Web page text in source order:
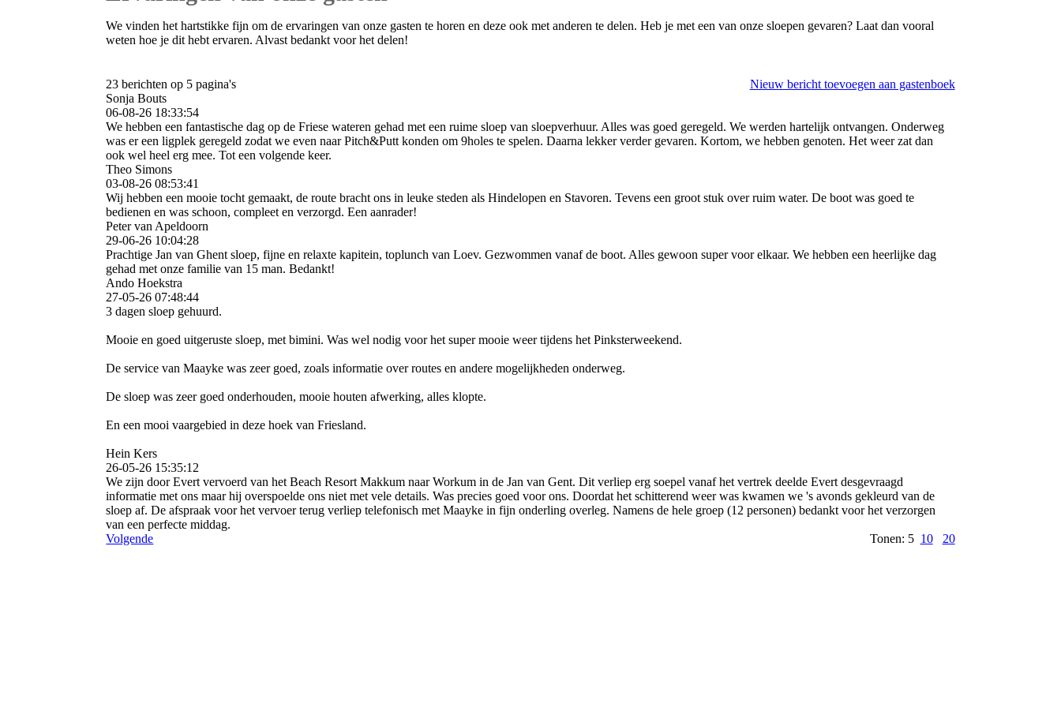
We vinden het hartstikke fijn om de ervaringen van onze gasten te horen en deze ook met anderen te delen. Heb je met een van onze sloepen gevaren? Laat dan vooral
weten hoe je dit hebt ervaren. Alvast bedankt voor het delen!
23 berichten op 5 pagina's
Nieuw bericht toevoegen aan gastenboek
Sonja Bouts
06-08-26 18:33:54
We hebben een fantastische dag op de Friese wateren gehad met een ruime sloep van sloepverhuur. Alles was goed geregeld. We werden hartelijk ontvangen. Onderweg
was er een ligplek geregeld zodat we even naar Pitch&Putt konden om 9holes te spelen. Daarna lekker verder gevaren. Kortom, we hebben genoten. Het weer zat dan
ook wel heel erg mee. Tot een volgende keer.
Theo Simons
03-08-26 08:53:41
Wij hebben een mooie tocht gemaakt, de route bracht ons in leuke steden als Hindelopen en Stavoren. Tevens een groot stuk over ruim water. De boot was goed te
bedienen en was schoon, compleet en verzorgd. Een aanrader!
Peter van Apeldoorn
29-06-26 10:04:28
Prachtige Jan van Ghent sloep, fijne en relaxte kapitein, toplunch van Loev. Gezwommen vanaf de boot. Alles gewoon super voor elkaar. We hebben een heerlijke dag
gehad met onze familie van 15 man. Bedankt!
Ando Hoekstra
27-05-26 07:48:44
3 dagen sloep gehuurd.
Mooie en goed uitgeruste sloep, met bimini. Was wel nodig voor het super mooie weer tijdens het Pinksterweekend.
De service van Maayke was zeer goed, zoals informatie over routes en andere mogelijkheden onderweg.
De sloep was zeer goed onderhouden, mooie houten afwerking, alles klopte.
En een mooi vaargebied in deze hoek van Friesland.
Hein Kers
26-05-26 15:35:12
We zijn door Evert vervoerd van het Beach Resort Makkum naar Workum in de Jan van Gent. Dit verliep erg soepel vanaf het vertrek deelde Evert desgevraagd
informatie met ons maar hij overspoelde ons niet met vele details. Was precies goed voor ons. Doordat het schitterend weer was kwamen we 's avonds gekleurd van de
sloep af. De afspraak voor het vervoer terug verliep telefonisch met Maayke in fijn onderling overleg. Namens de hele groep (12 personen) bedankt voor het verzorgen
van een perfecte middag.
Volgende
Tonen: 5 10 20